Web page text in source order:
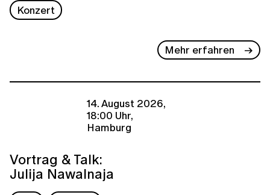
Konzert
Mehr erfahren
14. August 2026,
18:00 Uhr,
Hamburg
Vortrag & Talk:
Julija Nawalnaja